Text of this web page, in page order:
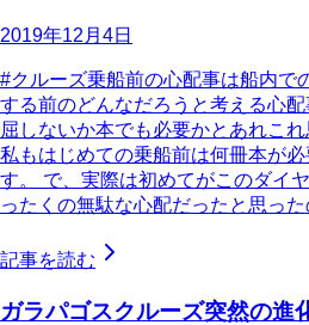
2019年12月4日
#クルーズ乗船前の心配事は船内で
する前のどんなだろうと考える心
屈しないか本でも必要かとあれこれ
私もはじめての乗船前は何冊本が
す。 で、実際は初めてがこのダイ
ったくの無駄な心配だったと思っ
記事を読む
ガラパゴスクルーズ突然の